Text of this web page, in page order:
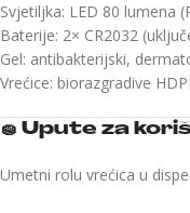
Svjetiljka: LED 80 lumena
Baterije: 2× CR2032
Gel: antibakterijski,
Vrećice: biorazgradive
🧽 Upute za
Umetni rolu vrećica u